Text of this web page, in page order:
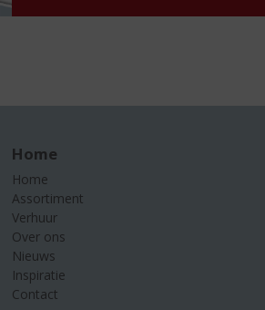
Home
Home
Assortiment
Verhuur
Over ons
Nieuws
Inspiratie
Contact